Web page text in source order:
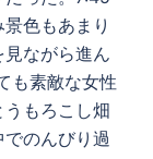
色もあまり
ながら進ん
も素敵な女性
もろこし畑
のんびり過